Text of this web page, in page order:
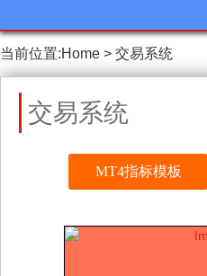
当前位置:Home > 交易系统
交易系统
MT4指标模板